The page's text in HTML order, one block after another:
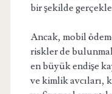
bir şekilde
Ancak, mobil
riskler de
en büyük endişe
ve kimlik avcıları,